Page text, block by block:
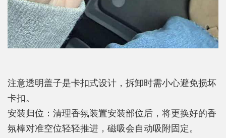
注意透明盖子是卡扣式设计，拆卸时需小心避免损坏
卡扣。
安装归位：清理香氛装置安装部位后，将更换好的香
氛棒对准空位轻轻推进，磁吸会自动吸附固定。